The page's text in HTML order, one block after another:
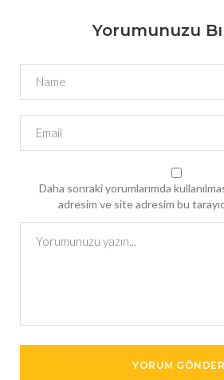
Yorumunuzu
Daha sonraki yorumlarımda
adresim ve site adresim bu